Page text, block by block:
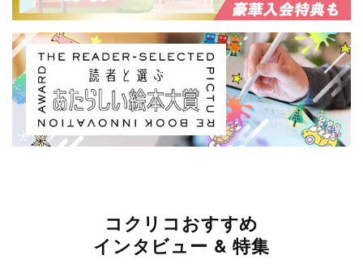
コクリコおすすめ
インタビュー & 特集